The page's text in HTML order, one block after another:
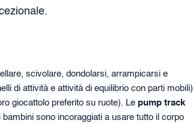
scivolare, dondolarsi, arrampicarsi e
di attività e attività di equilibrio con parti mobili)
giocattolo preferito su ruote). Le pump track
sono incoraggiati a usare tutto il corpo